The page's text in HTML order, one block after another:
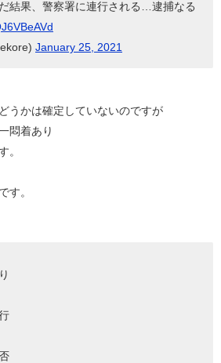
結果、警察署に連行される…逮捕なる
January 25, 2021
うかは確定していないのですが
悶着あり
。
す。